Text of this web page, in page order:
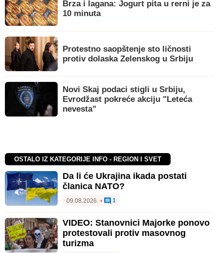
Brza i lagana: Jogurt pita u rerni je za
10 minuta
Protestno saopštenje sto ličnosti
protiv dolaska Zelenskog u Srbiju
Novi Skaj podaci stigli u Srbiju,
Evrodžast pokreće akciju "Leteća
nevesta"
OSTALO IZ KATEGORIJE INFO - REGION I SVET
Da li će Ukrajina ikada postati
članica NATO?
09.08.2026. • 1
VIDEO: Stanovnici Majorke ponovo
protestovali protiv masovnog
turizma